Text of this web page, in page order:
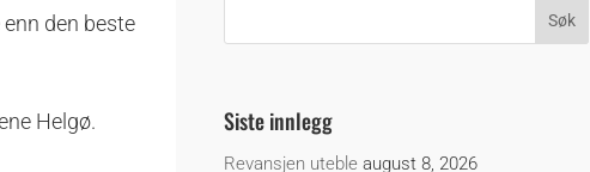
den beste
Helgø.
Siste innlegg
Revansjen uteble august 8, 2026